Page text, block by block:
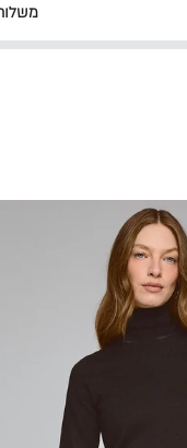
משלוח